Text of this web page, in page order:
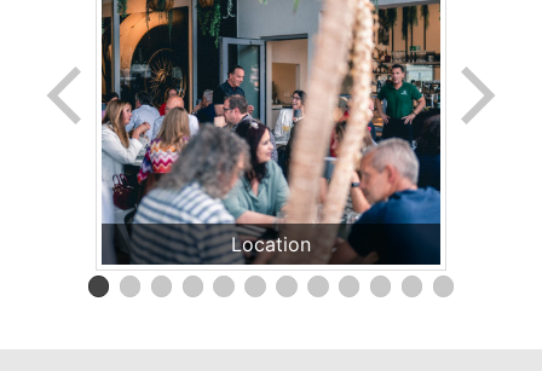
Location